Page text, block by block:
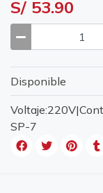
S/ 53.90
Disponible
SP-7